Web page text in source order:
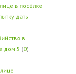
в посёлке
дать
в
дом 5 (0)